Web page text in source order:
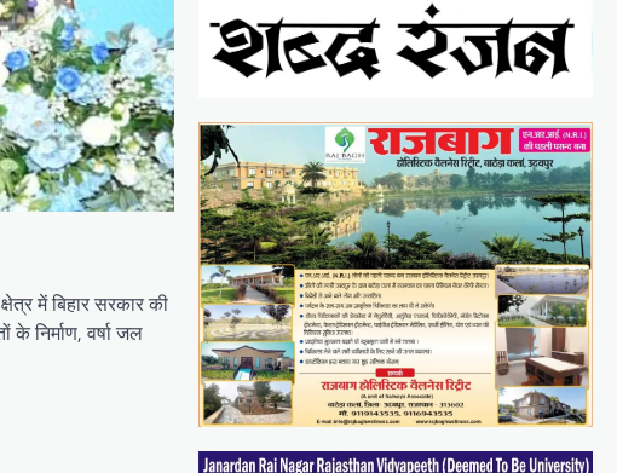
में बिहार सरकार की
निर्माण, वर्षा जल